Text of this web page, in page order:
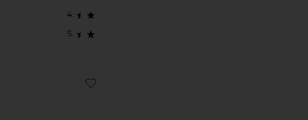
Favorite The Onerta Cream Barrier